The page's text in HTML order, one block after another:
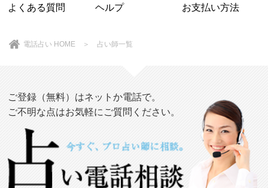
よくある質問 ヘルプ お支払い方法
電話占い HOME ＞ 占い師一覧
ご登録（無料）はネットか電話で。
ご不明な点はお気軽にご質問ください。